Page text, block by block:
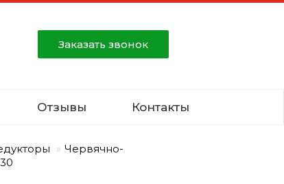
Заказать звонок
Отзывы Контакты
Червячно-